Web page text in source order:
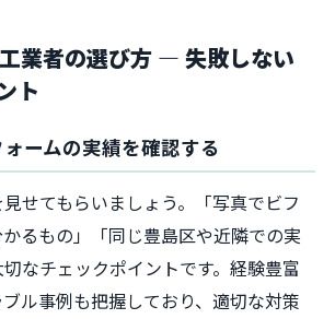
業者の選び方 ― 失敗しない
ト
ームの実績を確認する
せてもらいましょう。「写真でビフ
るもの」「同じ豊島区や近隣での実
なチェックポイントです。経験豊富
ル事例も把握しており、適切な対策